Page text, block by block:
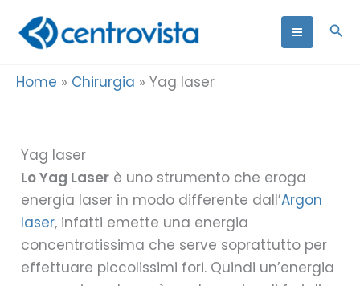
contenuto
Home » Chirurgia » Yag laser
Yag laser
Lo Yag Laser è uno strumento che eroga
energia laser in modo differente dall’Argon
laser, infatti emette una energia
concentratissima che serve soprattutto per
effettuare piccolissimi fori. Quindi un’energia